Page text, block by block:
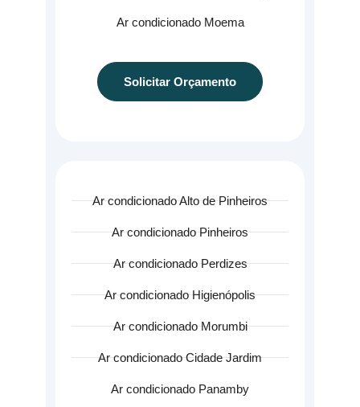
Ar condicionado Moema
Solicitar Orçamento
Ar condicionado Alto de Pinheiros
Ar condicionado Pinheiros
Ar condicionado Perdizes
Ar condicionado Higienópolis
Ar condicionado Morumbi
Ar condicionado Cidade Jardim
Ar condicionado Panamby